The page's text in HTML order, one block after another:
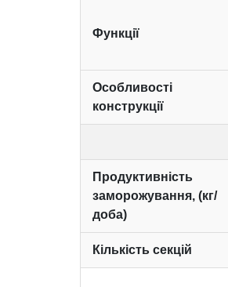
Функції
Особливості
конструкції
Продуктивність
заморожування, (кг/
доба)
Кількість секцій